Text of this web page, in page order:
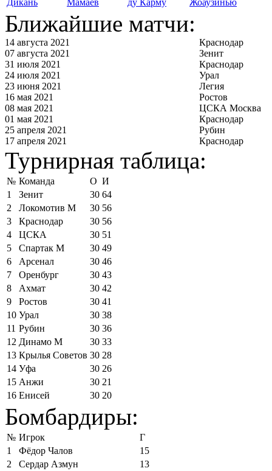
Ближайшие матчи:
14 августа 2021
Краснодар
07 августа 2021
Зенит
31 июля 2021
Краснодар
24 июля 2021
Урал
23 июня 2021
Легия
16 мая 2021
Ростов
08 мая 2021
ЦСКА Москва
01 мая 2021
Краснодар
25 апреля 2021
Рубин
17 апреля 2021
Краснодар
Турнирная таблица:
№ Команда О И
1
Зенит 30 64
2
Локомотив М 30 56
3
Краснодар 30 56
4
ЦСКА 30 51
5
Спартак М 30 49
6
Арсенал 30 46
7
Оренбург 30 43
8
Ахмат 30 42
9
Ростов 30 41
10 Урал 30 38
11 Рубин 30 36
12 Динамо М 30 33
13 Крылья Советов 30 28
14 Уфа 30 26
15 Анжи 30 21
16 Енисей 30 20
Бомбардиры:
№ Игрок
Г
1
Фёдор Чалов
15
2
Сердар Азмун
13